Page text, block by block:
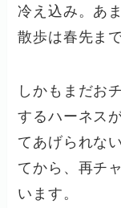
冷え込み。あ
散歩は春先ま
しかもまだお
するハーネス
てあげられな
てから、再チ
います。